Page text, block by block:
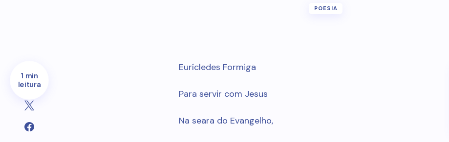
POESIA
1 min
leitura
Eurícledes Formiga
Para servir com Jesus
Na seara do Evangelho,